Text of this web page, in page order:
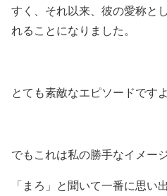
すく、それ以来、彼の愛称と
れることになりました。
とても素敵なエピソードですよ
でもこれは私の勝手なイメー
「まろ」と聞いて一番に思い